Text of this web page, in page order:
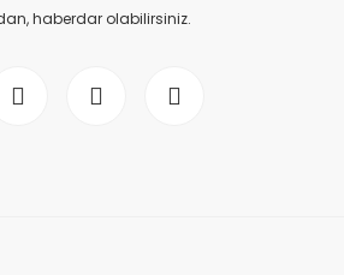
haberdar olabilirsiniz.